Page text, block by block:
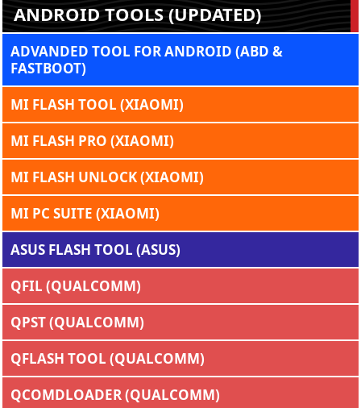
ANDROID TOOLS (UPDATED)
ADVANDED TOOL FOR ANDROID (ABD &
FASTBOOT)
MI FLASH TOOL (XIAOMI)
MI FLASH PRO (XIAOMI)
MI FLASH UNLOCK (XIAOMI)
MI PC SUITE (XIAOMI)
ASUS FLASH TOOL (ASUS)
QFIL (QUALCOMM)
QPST (QUALCOMM)
QFLASH TOOL (QUALCOMM)
QCOMDLOADER (QUALCOMM)